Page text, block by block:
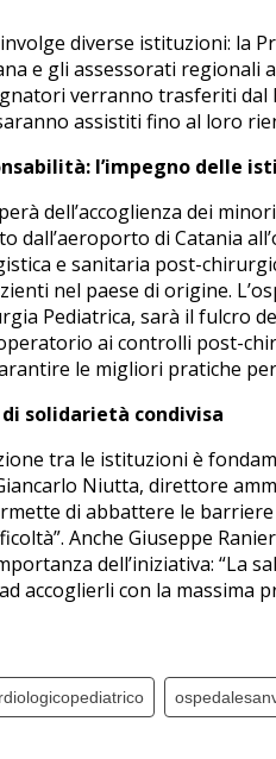
diverse istituzioni: la
e gli assessorati regionali
verranno trasferiti dal
assistiti fino al loro
l’impegno delle
dell’accoglienza dei
dall’aeroporto di Catania
e sanitaria post-
nel paese di origine.
Pediatrica, sarà il fulcro
ai controlli post-
le migliori pratiche
solidarietà condivisa
tra le istituzioni è
Niutta, direttore
di abbattere le
Anche Giuseppe
dell’iniziativa: “La
accoglierli con la